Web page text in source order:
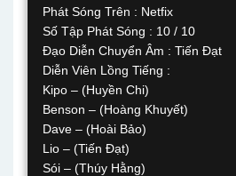
Phát Sóng Trên : Netfix
Số Tập Phát Sóng : 10 / 10
Đạo Diễn Chuyển Âm : Tiến Đạt
Diễn Viên Lồng Tiếng :
Kipo – (Huyền Chi)
Benson – (Hoàng Khuyết)
Dave – (Hoài Bảo)
Lio – (Tiến Đạt)
Sói – (Thúy Hằng)